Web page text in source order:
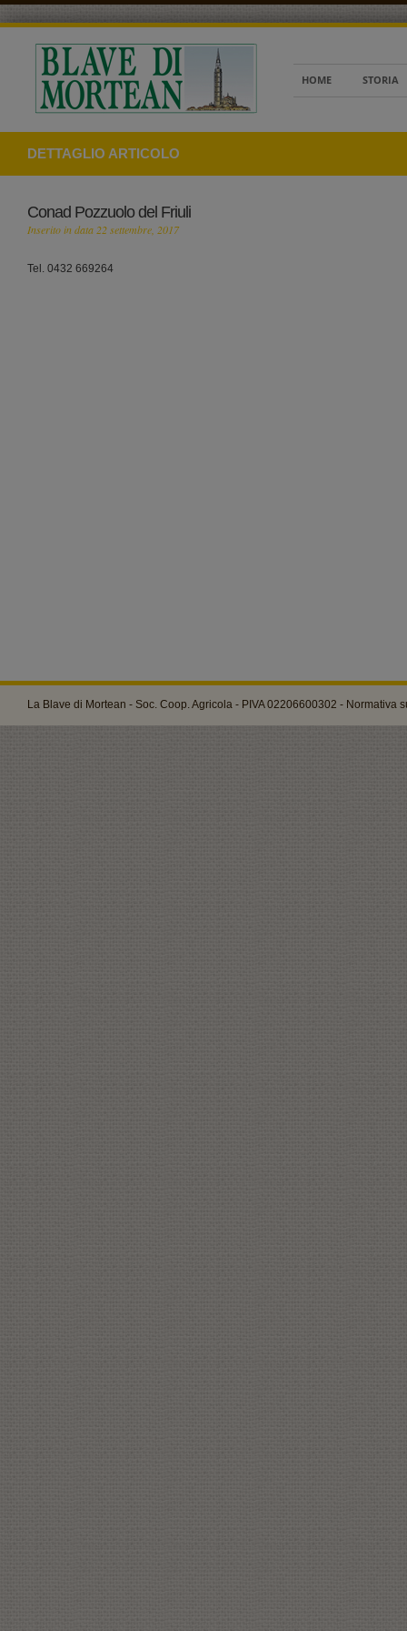
HOME STORIA
DETTAGLIO ARTICOLO
Conad Pozzuolo del Friuli
Inserito in data 22 settembre, 2017
Tel. 0432 669264
La Blave di Mortean - Soc. Coop. Agricola - PIVA 02206600302 - Normativa